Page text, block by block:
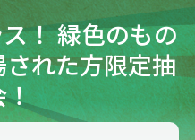
！ 緑色のもの
れた方限定抽